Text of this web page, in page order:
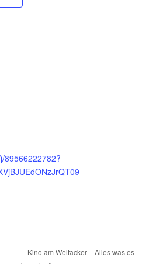
89566222782?
Kino am Weltacker – Alles was es